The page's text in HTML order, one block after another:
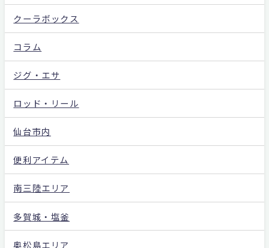
クーラボックス
コラム
ジグ・エサ
ロッド・リール
仙台市内
便利アイテム
南三陸エリア
多賀城・塩釜
奥松島エリア